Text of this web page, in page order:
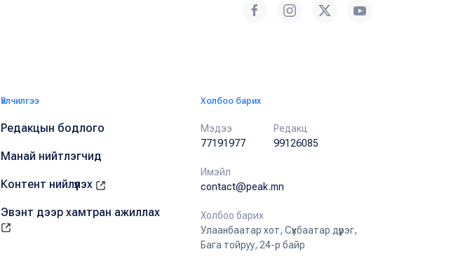
Үйлчилгээ
Редакцын бодлого
Манай нийтлэгчид
Контент нийлүүлэх
Эвэнт дээр хамтран ажиллах
Холбоо барих
Мэдээ
77191977
Редакц
99126085
Имэйл
contact@peak.mn
Холбоо барих
Улаанбаатар хот, Сүхбаатар дүүрэг,
Бага тойруу, 24-р байр